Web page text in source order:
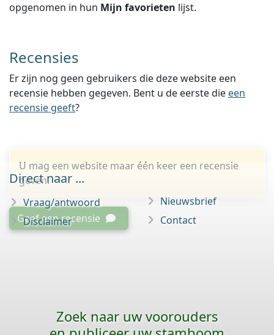
opgenomen in hun Mijn favorieten lijst.
Recensies
Er zijn nog geen gebruikers die deze website een
recensie hebben gegeven. Bent u de eerste die een
recensie geeft?
U mag een website maar één keer een recensie
geven.
Geef een recensie
Direct naar ...
Vraag/antwoord
Disclaimer
Nieuwsbrief
Contact
Zoek naar uw voorouders